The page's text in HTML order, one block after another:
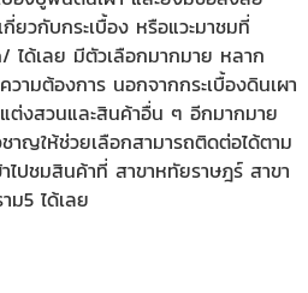
ยวกับกระเบื้อง หรือแวะมาชมที่
ได้เลย มีตัวเลือกมากมาย หลาก
ามต้องการ นอกจากกระเบื้องดินเผา
ต่งสวนและสินค้าอื่น ๆ อีกมากมาย
าญให้ช่วยเลือกสามารถติดต่อได้ตาม
ไปชมสินค้าที่ สาขาหทัยราษฎร์ สาขา
ม5 ได้เลย